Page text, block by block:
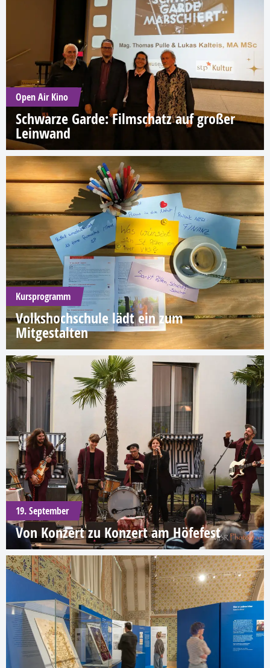
Open Air Kino
Schwarze Garde: Filmschatz auf großer
Leinwand
Kursprogramm
Volkshochschule lädt ein zum
Mitgestalten
19. September
Von Konzert zu Konzert am Höfefest